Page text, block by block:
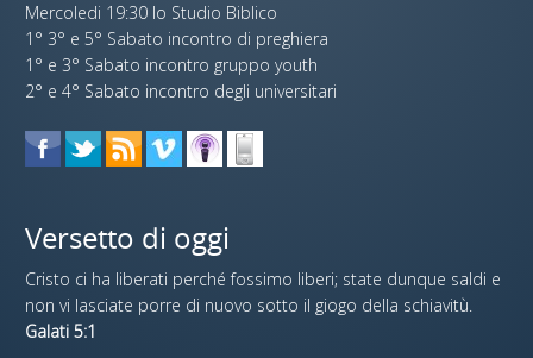
Mercoledi 19:30 lo Studio Biblico
1° 3° e 5° Sabato incontro di preghiera
1° e 3° Sabato incontro gruppo youth
2° e 4° Sabato incontro degli universitari
Versetto di oggi
Cristo ci ha liberati perché fossimo liberi; state dunque saldi e
non vi lasciate porre di nuovo sotto il giogo della schiavitù.
Galati 5:1